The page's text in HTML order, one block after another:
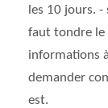
les 10 jours. -
faut tondre le
informations
demander
est.